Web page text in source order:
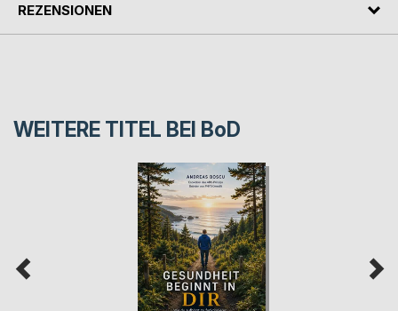
REZENSIONEN
WEITERE TITEL BEI BoD